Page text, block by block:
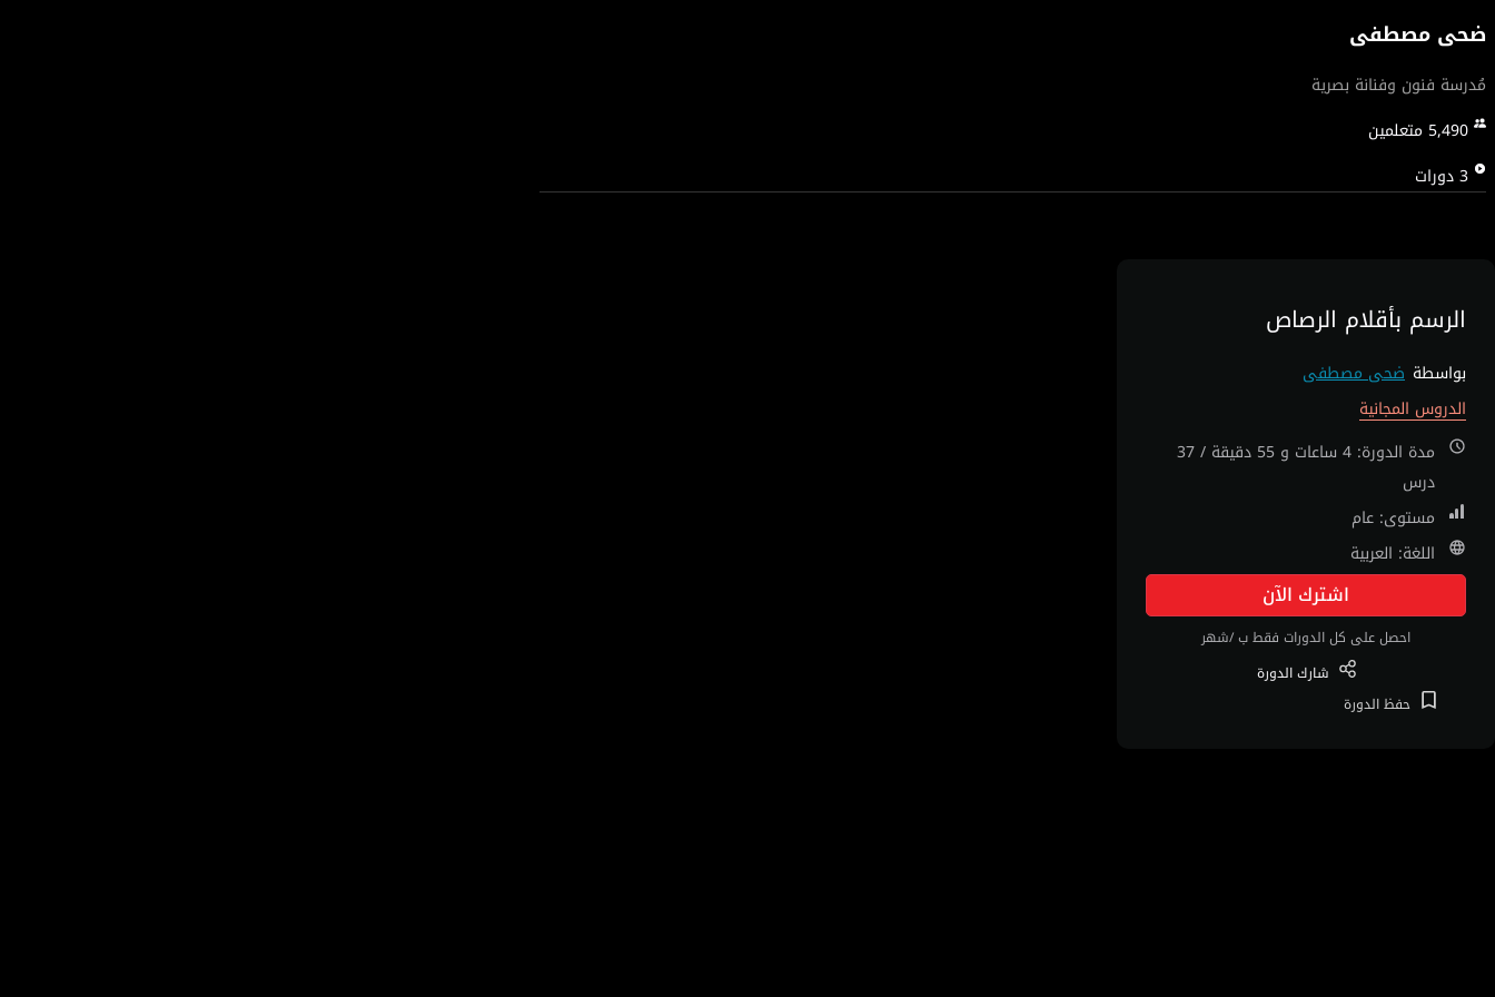
ضحى مصطفى
مُدرسة فنون وفنانة بصرية
5,490 متعلمين
3دورات
الرسم بأقلام الرصاص
بواسطة ضحى مصطفى
الدروس المجانية
مدة الدورة: 4 ساعات و 55 دقيقة / 37
درس
مستوى: عام
اللغة: العربية
اشترك الآن
احصل على كل الدورات فقط ب /شهر
شاركالدورة
حفظالدورة